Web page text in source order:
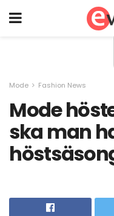
Mode Fashion News
Mode
ska man